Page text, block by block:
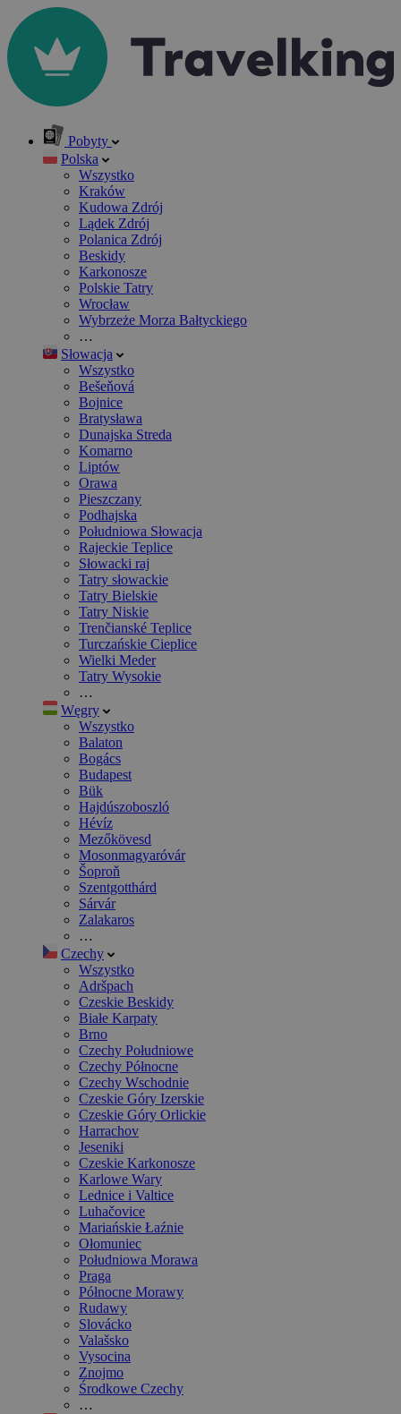
Pobyty
Polska
Wszystko
Kraków
Kudowa Zdrój
Lądek Zdrój
Polanica Zdrój
Beskidy
Karkonosze
Polskie Tatry
Wrocław
Wybrzeże Morza Bałtyckiego
…
Słowacja
Wszystko
Bešeňová
Bojnice
Bratysława
Dunajska Streda
Komarno
Liptów
Orawa
Pieszczany
Podhajska
Południowa Słowacja
Rajeckie Teplice
Słowacki raj
Tatry słowackie
Tatry Bielskie
Tatry Niskie
Trenčianské Teplice
Turczańskie Cieplice
Wielki Meder
Tatry Wysokie
…
Węgry
Wszystko
Balaton
Bogács
Budapest
Bük
Hajdúszoboszló
Hévíz
Mezőkövesd
Mosonmagyaróvár
Šoproň
Szentgotthárd
Sárvár
Zalakaros
…
Czechy
Wszystko
Adršpach
Czeskie Beskidy
Białe Karpaty
Brno
Czechy Południowe
Czechy Północne
Czechy Wschodnie
Czeskie Góry Izerskie
Czeskie Góry Orlickie
Harrachov
Jeseniki
Czeskie Karkonosze
Karlowe Wary
Lednice i Valtice
Luhačovice
Mariańskie Łaźnie
Ołomuniec
Południowa Morawa
Praga
Północne Morawy
Rudawy
Slovácko
Valašsko
Vysocina
Znojmo
Środkowe Czechy
…